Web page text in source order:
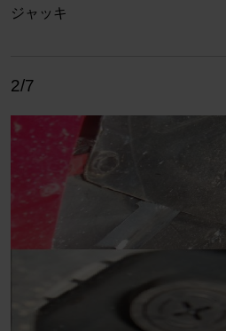
ジャッキ
2/7